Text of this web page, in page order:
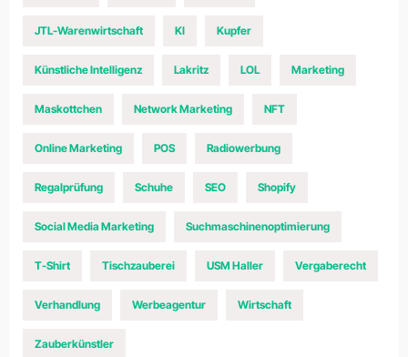
JTL-Warenwirtschaft KI Kupfer
Künstliche Intelligenz Lakritz LOL Marketing
Maskottchen Network Marketing NFT
Online Marketing POS Radiowerbung
Regalprüfung Schuhe SEO Shopify
Social Media Marketing Suchmaschinenoptimierung
T-Shirt Tischzauberei USM Haller Vergaberecht
Verhandlung Werbeagentur Wirtschaft
Zauberkünstler